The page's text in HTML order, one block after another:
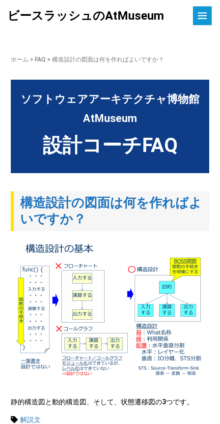
ビースラッシュのAtMuseum
ホーム > FAQ > 構造設計の図面は何を作ればよいですか？
ソフトウェアアーキテクチャ博物館
AtMuseum
設計コーチFAQ
構造設計の図面は何を作ればよ
いですか？
静的構造図と動的構造図、そして、状態遷移図の3つです。
解説文